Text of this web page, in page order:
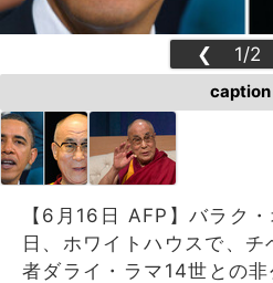
❮ 1/2
caption
【6月16日 AFP】バラク
日、ホワイトハウスで、
者ダライ・ラマ14世との非